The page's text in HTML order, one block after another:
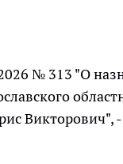
№ 313 "О
Викторович", -